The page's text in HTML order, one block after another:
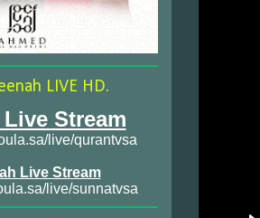
LIVE HD.
Stream
live/qurantvsa
Live Stream
live/sunnatvsa